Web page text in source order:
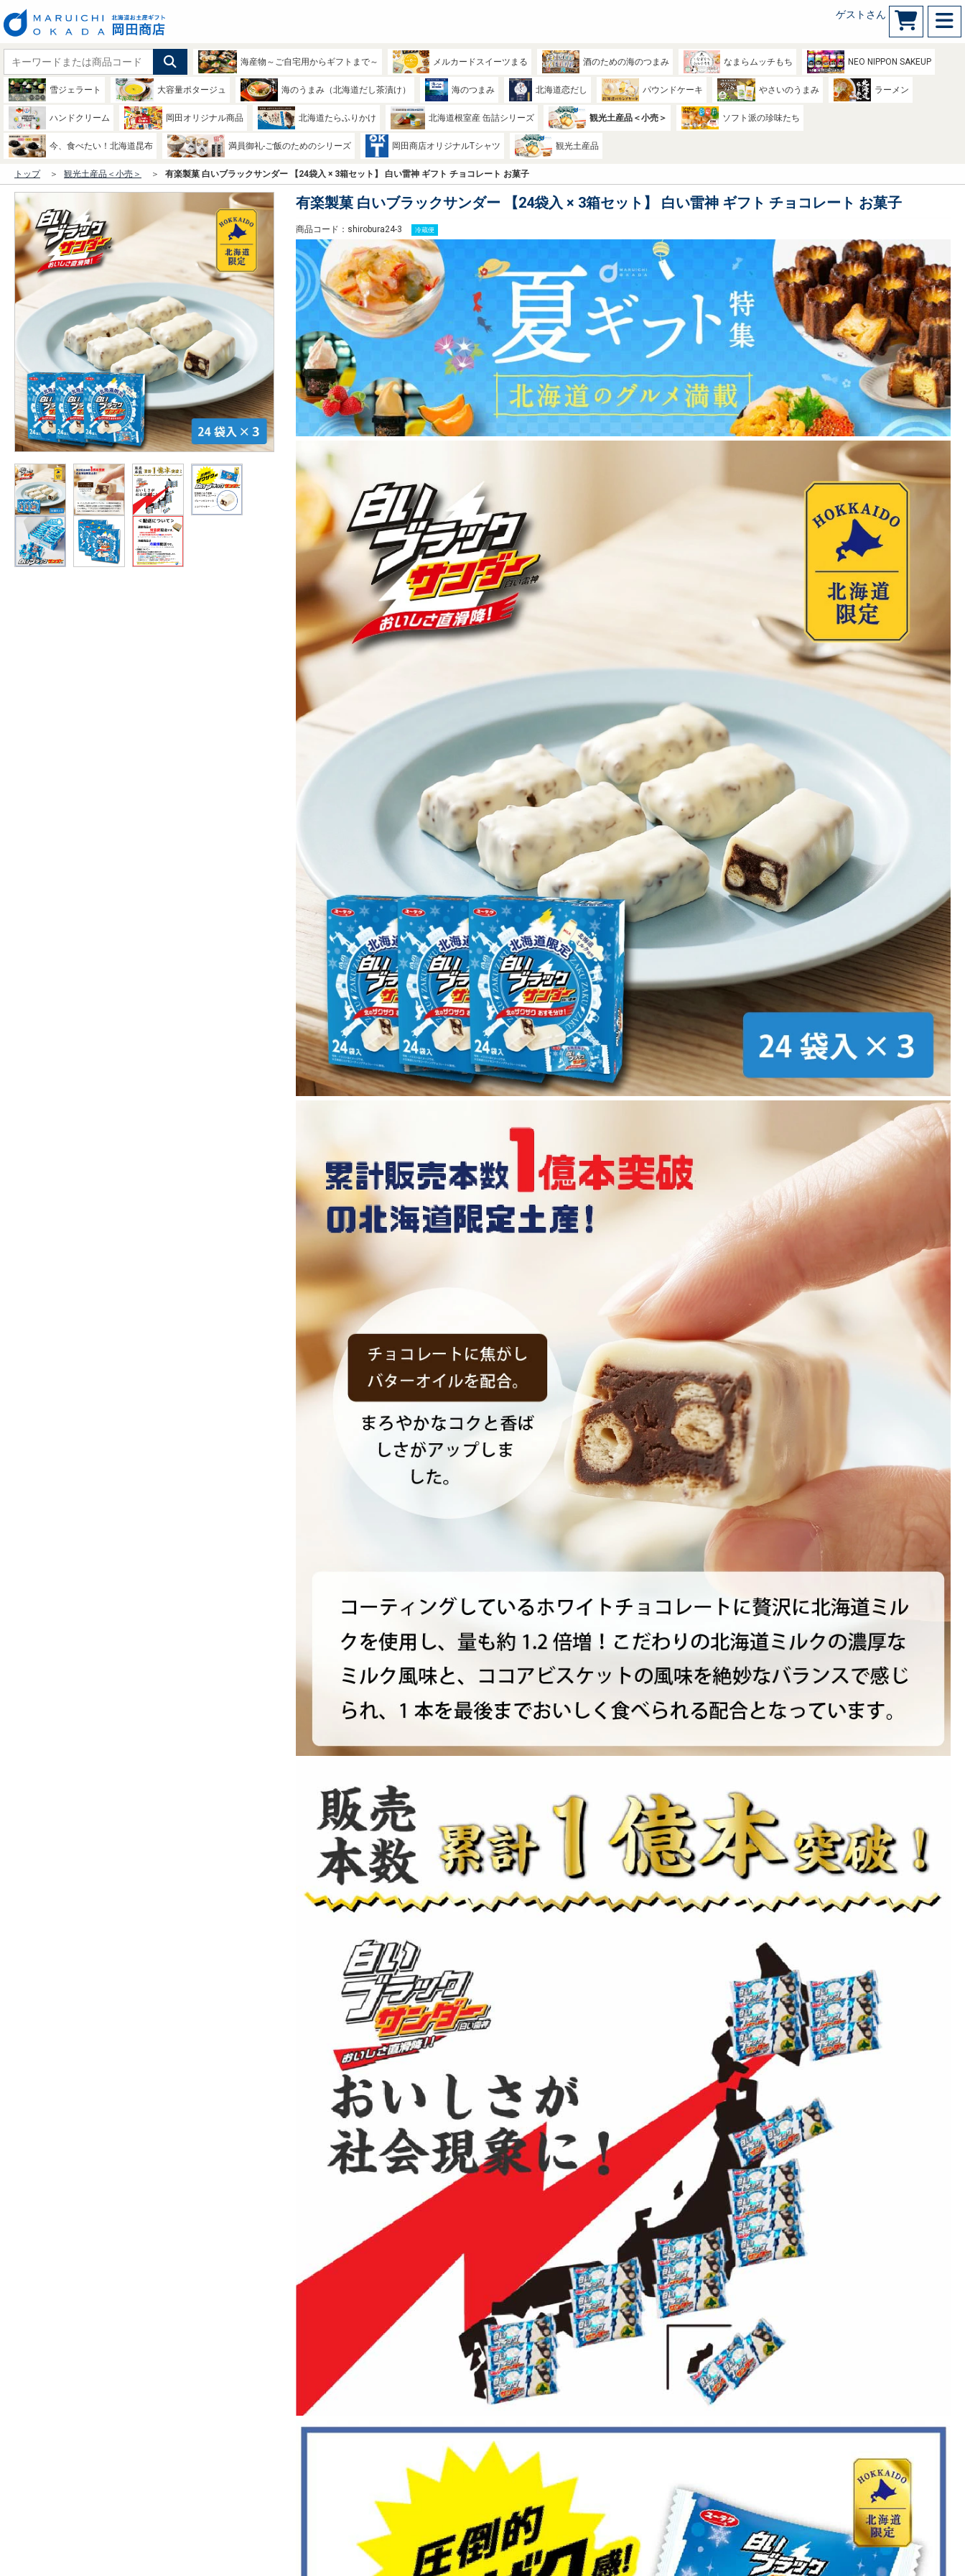
ゲストさん
海産物～ご自宅用からギフトまで～ メルカードスイーツまる 酒のための海のつまみ なまらムッチもち NEO NIPPON SAKEUP
雪ジェラート 大容量ポタージュ 海のうまみ（北海道だし茶漬け） 海のつまみ 北海道恋だし パウンドケーキ やさいのうまみ ラーメン
ハンドクリーム 岡田オリジナル商品 北海道たらふりかけ 北海道根室産 缶詰シリーズ 観光土産品＜小売＞ ソフト派の珍味たち
今、食べたい！北海道昆布 満員御礼-ご飯のためのシリーズ 岡田商店オリジナルTシャツ 観光土産品
トップ 観光土産品＜小売＞ 有楽製菓 白いブラックサンダー 【24袋入 × 3箱セット】 白い雷神 ギフト チョコレート お菓子
有楽製菓 白いブラックサンダー 【24袋入 × 3箱セット】 白い雷神 ギフト チョコレート お菓子
商品コード：shirobura24-3 冷蔵便